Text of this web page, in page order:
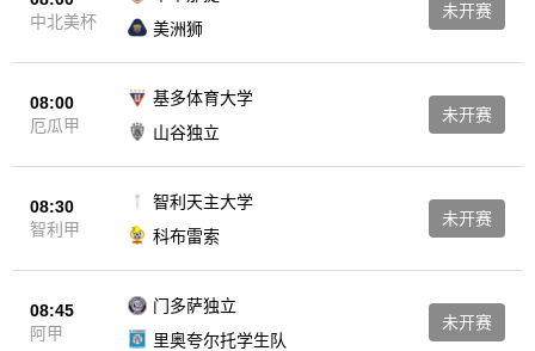
中北美杯
美洲狮
未开赛
08:00
厄瓜甲
基多体育大学
山谷独立
未开赛
08:30
智利甲
智利天主大学
科布雷索
未开赛
08:45
阿甲
门多萨独立
里奥夸尔托学生队
未开赛